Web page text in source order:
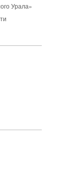
Урала»